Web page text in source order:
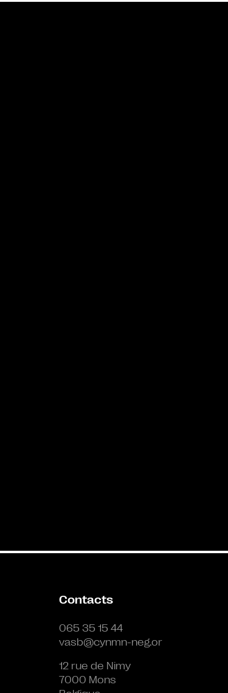
Contacts
065 35 15 44
vasb@cynmn-neg.or
12 rue de Nimy
7000 Mons